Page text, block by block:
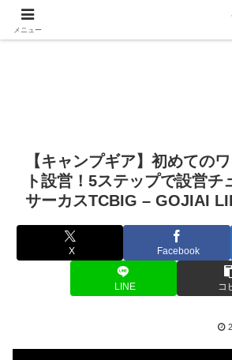
【キャンプギア】初めての
ト設営！5ステップで設営チ
サーカスTCBIG – GOJIAI
X Facebook
LINE コ
メニュー